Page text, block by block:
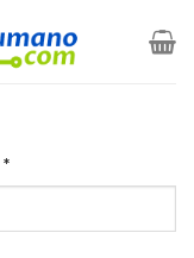
*